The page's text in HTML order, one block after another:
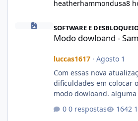
heatherhammondusa8
Modo dowloand - Samsung
SOFTWARE E
Modo dowloand -
luccas1617· Agosto 1
Com essas nova
dificuldades em colocar
modo dowloand. alguma
0 respostas